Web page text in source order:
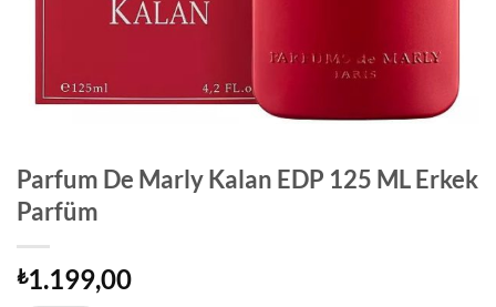
Parfum De Marly Kalan EDP 125 ML Erkek
Parfüm
₺1.199,00